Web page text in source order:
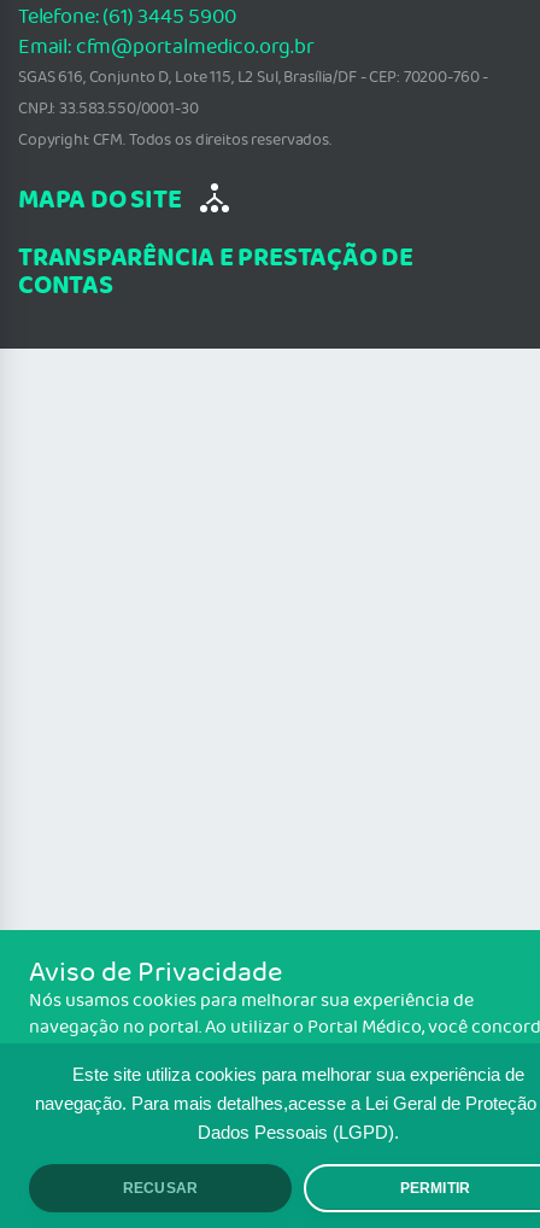
Este site utiliza cookies para melhorar sua experiência de
navegação. Para mais detalhes,acesse a Lei Geral de Proteção
Dados Pessoais (LGPD).
RECUSAR PERMITIR
Telefone: (61) 3445 5900
Email: cfm@portalmedico.org.br
SGAS 616, Conjunto D, Lote 115, L2 Sul, Brasília/DF - CEP: 70200-760 -
CNPJ: 33.583.550/0001-30
Copyright CFM. Todos os direitos reservados.
MAPA DO SITE
TRANSPARÊNCIA E PRESTAÇÃO DE
CONTAS
Aviso de Privacidade
Nós usamos cookies para melhorar sua experiência de
navegação no portal. Ao utilizar o Portal Médico, você
informações sobre como isso é feito, acessePolítica de
Se você concorda, clique em ACEITO.
ACEITO